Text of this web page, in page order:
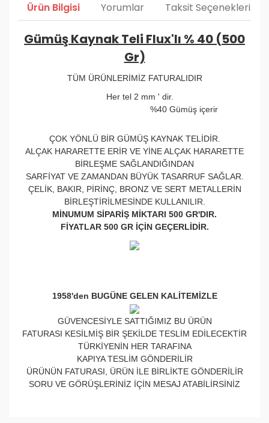
Ürün Bilgisi Yorumlar Taksit Seçenekleri
Gümüş Kaynak Teli Flux'lı % 40 (500
Gr)
TÜM ÜRÜNLERİMİZ FATURALIDIR
Her tel 2 mm ' dir.
%40 Gümüş içerir
ÇOK YÖNLÜ BİR GÜMÜŞ KAYNAK TELİDİR.
ALÇAK HARARETTE ERİR VE YİNE ALÇAK HARARETTE
BİRLEŞME SAĞLANDIĞINDAN
SARFİYAT VE ZAMANDAN BÜYÜK TASARRUF SAĞLAR.
ÇELİK, BAKIR, PİRİNÇ, BRONZ VE SERT METALLERİN
BİRLEŞTİRİLMESİNDE KULLANILIR.
MİNUMUM SİPARİŞ MİKTARI 500 GR'DIR.
FİYATLAR 500 GR İÇİN GEÇERLİDİR.
1958'den BUGÜNE GELEN KALİTEMİZLE
GÜVENCESİYLE SATTIĞIMIZ BU ÜRÜN
FATURASI KESİLMİŞ BİR ŞEKİLDE TESLİM EDİLECEKTİR
TÜRKİYENİN HER TARAFINA
KAPIYA TESLİM GÖNDERİLİR
ÜRÜNÜN FATURASI, ÜRÜN İLE BİRLİKTE GÖNDERİLİR
SORU VE GÖRÜŞLERİNİZ İÇİN MESAJ ATABİLİRSİNİZ